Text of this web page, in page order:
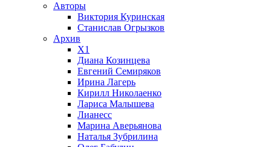
Авторы
Виктория Куринская
Станислав Огрызков
Архив
X1
Диана Козинцева
Евгений Семиряков
Ирина Лагерь
Кирилл Николаенко
Лариса Малышева
Лианесс
Марина Аверьянова
Наталья Зубрилина